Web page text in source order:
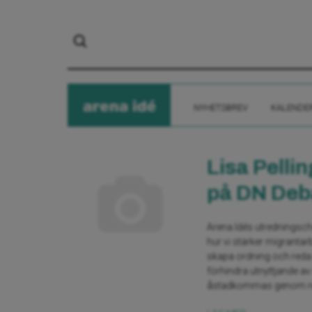
arenaide KALENDER
Lisa
på DN
Arena Idés
hur vi stärker
skapa ordning och
förhindra utnyttjande
åstadkommas genom